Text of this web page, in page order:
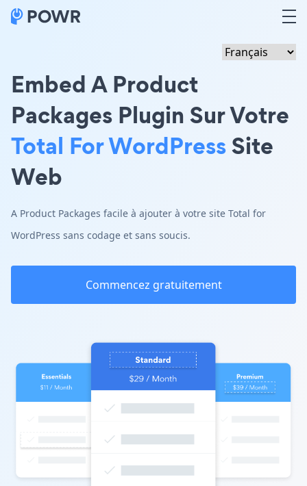
Embed A Product
Packages Plugin Sur Votre
Total For WordPressSite
Web
A Product Packages facile à ajouter à votre site Total for
WordPress sans codage et sans soucis.
Commencez gratuitement